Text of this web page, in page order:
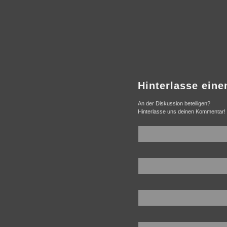
Hinterlasse
An der Diskussion beteiligen?
Hinterlasse uns deinen Kommentar!